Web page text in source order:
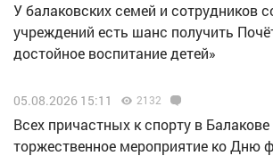
У балаковских семей и сотрудников
учреждений есть шанс получить
достойное воспитание детей»
05.08.2026 15:11 2132
Всех причастных к спорту в
торжественное мероприятие ко Дню